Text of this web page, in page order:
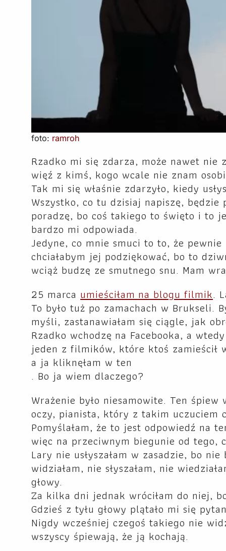
foto: ramroh
Rzadko mi się zdarza, może nawet nie
więź z kimś, kogo wcale nie znam
Tak mi się właśnie zdarzyło, kiedy
Wszystko, co tu dzisiaj napiszę,
poradzę, bo coś takiego to święto i to
bardzo mi odpowiada.
Jedyne, co mnie smuci to to, że
chciałabym jej podziękować, bo to
wciąż budzę ze smutnego snu. Mam
25 marca umieściłam na blogu filmik.
To było tuż po zamachach w Brukseli.
myśli, zastanawiałam się ciągle, jak
Rzadko wchodzę na Facebooka, a
jeden z filmików, które ktoś zamieścił
a ja kliknęłam w ten
. Bo ja wiem dlaczego?
Wrażenie było niesamowite. Ten
oczy, pianista, który z takim uczuciem
Pomyślałam, że to jest odpowiedź na
więc na przeciwnym biegunie od tego,
Lary nie usłyszałam w zasadzie, bo
widziałam, nie słyszałam, nie
głowy.
Za kilka dni jednak wróciłam do niej,
Gdzieś z tyłu głowy plątało mi się
Nigdy wcześniej czegoś takiego nie
wszyscy śpiewają, że ją kochają.